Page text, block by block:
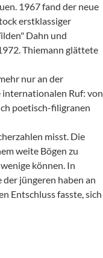
1967 fand der neue
erstklassiger
Dahn und
Thiemann glättete
nur an der
Ruf: von
poetisch-filigranen
misst. Die
weite Bögen zu
können. In
jüngeren haben an
Entschluss fasste, sich